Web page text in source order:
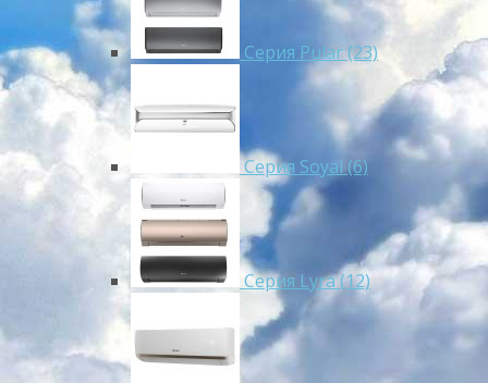
Серия Pular (23)
Cерия Soyal (6)
Серия Lyra (12)